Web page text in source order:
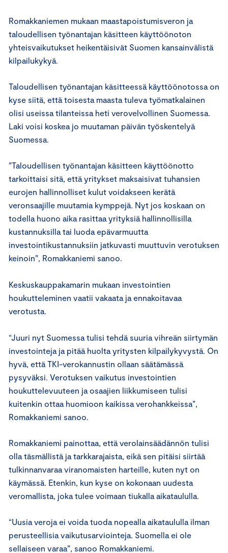
Romakkaniemen mukaan maastapoistumisveron ja
taloudellisen työnantajan käsitteen käyttöönoton
yhteisvaikutukset heikentäisivät Suomen kansainvälistä
kilpailukykyä.
Taloudellisen työnantajan käsitteessä käyttöönotossa on
kyse siitä, että toisesta maasta tuleva työmatkalainen
olisi useissa tilanteissa heti verovelvollinen Suomessa.
Laki voisi koskea jo muutaman päivän työskentelyä
Suomessa.
”Taloudellisen työnantajan käsitteen käyttöönotto
tarkoittaisi sitä, että yritykset maksaisivat tuhansien
eurojen hallinnolliset kulut voidakseen kerätä
veronsaajille muutamia kymppejä. Nyt jos koskaan on
todella huono aika rasittaa yrityksiä hallinnollisilla
kustannuksilla tai luoda epävarmuutta
investointikustannuksiin jatkuvasti muuttuvin verotuksen
keinoin”, Romakkaniemi sanoo.
Keskuskauppakamarin mukaan investointien
houkutteleminen vaatii vakaata ja ennakoitavaa
verotusta.
“Juuri nyt Suomessa tulisi tehdä suuria vihreän siirtymän
investointeja ja pitää huolta yritysten kilpailykyvystä. On
hyvä, että TKI-verokannustin ollaan säätämässä
pysyväksi. Verotuksen vaikutus investointien
houkuttelevuuteen ja osaajien liikkumiseen tulisi
kuitenkin ottaa huomioon kaikissa verohankkeissa”,
Romakkaniemi sanoo.
Romakkaniemi painottaa, että verolainsäädännön tulisi
olla täsmällistä ja tarkkarajaista, eikä sen pitäisi siirtää
tulkinnanvaraa viranomaisten harteille, kuten nyt on
käymässä. Etenkin, kun kyse on kokonaan uudesta
veromallista, joka tulee voimaan tiukalla aikataululla.
“Uusia veroja ei voida tuoda nopealla aikataululla ilman
perusteellisia vaikutusarviointeja. Suomella ei ole
sellaiseen varaa”, sanoo Romakkaniemi.